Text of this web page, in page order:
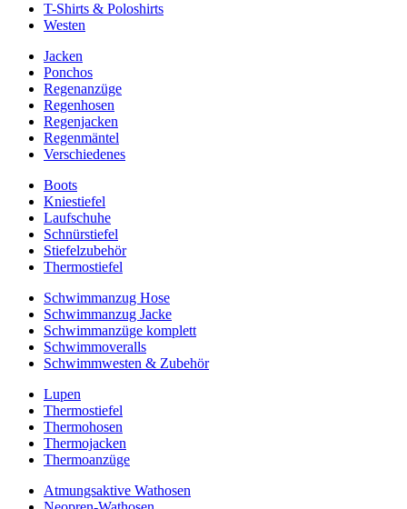
T-Shirts & Poloshirts
Westen
Jacken
Ponchos
Regenanzüge
Regenhosen
Regenjacken
Regenmäntel
Verschiedenes
Boots
Kniestiefel
Laufschuhe
Schnürstiefel
Stiefelzubehör
Thermostiefel
Schwimmanzug Hose
Schwimmanzug Jacke
Schwimmanzüge komplett
Schwimmoveralls
Schwimmwesten & Zubehör
Lupen
Thermostiefel
Thermohosen
Thermojacken
Thermoanzüge
Atmungsaktive Wathosen